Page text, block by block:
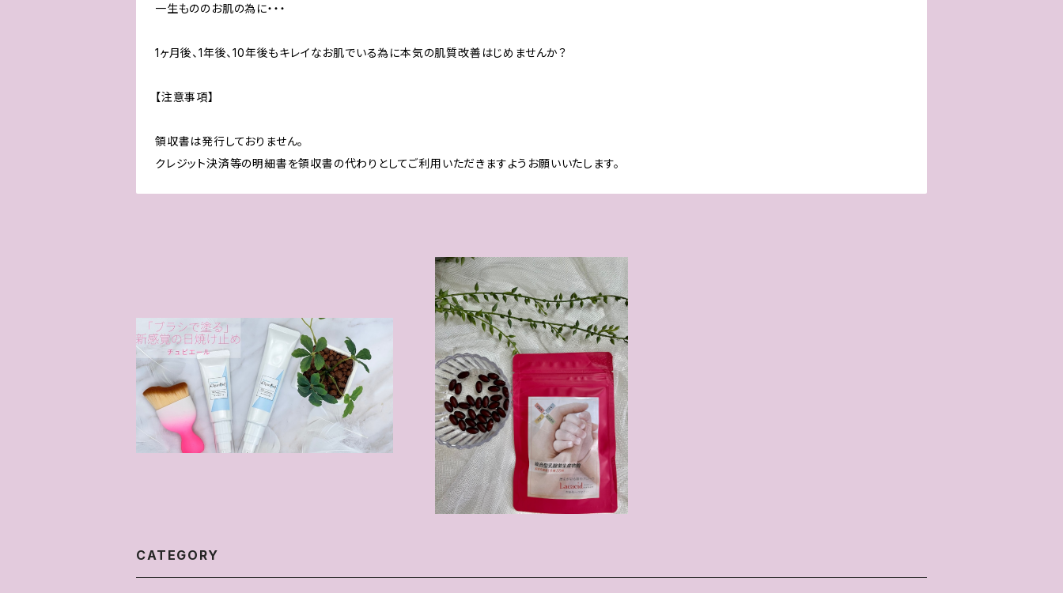
一生もののお肌の為に・・・
1ヶ月後、1年後、10年後もキレイなお肌でいる為に本気の肌質改善はじめませんか？
【注意事項】
領収書は発行しておりません。
クレジット決済等の明細書を領収書の代わりとしてご利用いただきますようお願いいたします。
日焼け止めチュラピエール【ブラシで塗る新感
覚日焼け止め】
¥3,300
複合型乳酸菌生産物質ラクアシッド【腸活&免
疫力アップ】
¥5,184
CATEGORY